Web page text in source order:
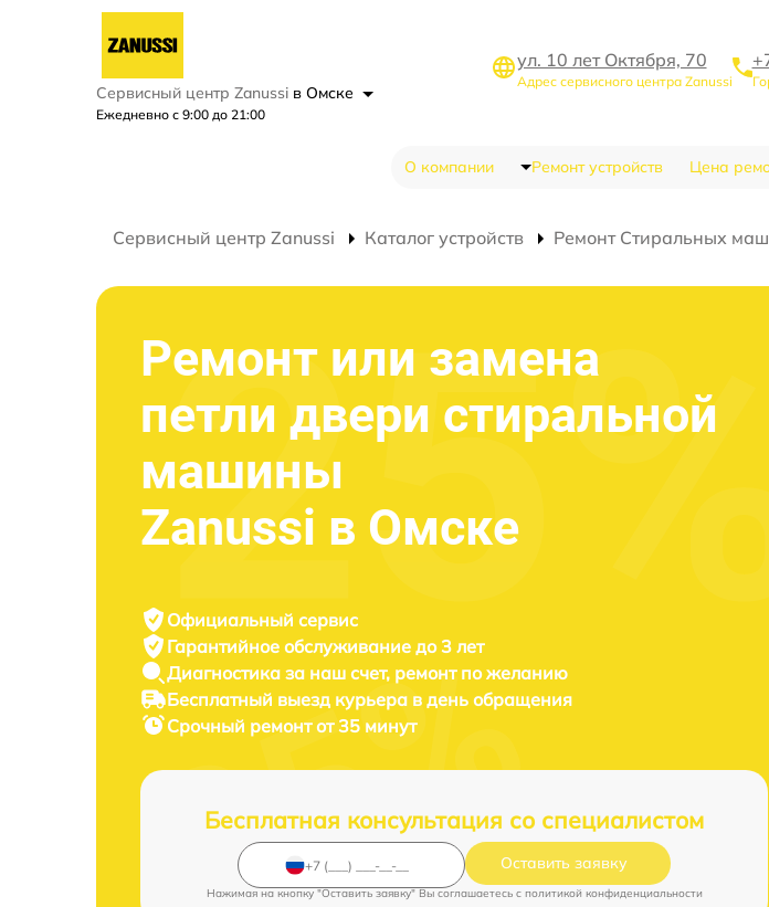
Сервисный центр Zanussi в Омске
Ежедневно с 9:00 до 21:00
ул. 10 лет Октября, 70
Адрес сервисного центра Zanussi
О компании Ремонт устройств Цена
Сервисный центр Zanussi Каталог устройств Ремонт Стиральных
Ремонт или замена
петли двери стиральной
машины
Zanussi в Омске
Официальный сервис
Гарантийное обслуживание до 3 лет
Диагностика за наш счет, ремонт по желанию
Бесплатный выезд курьера в день обращения
Срочный ремонтот 35 минут
Бесплатная консультация со специалистом
Оставить заявку
Нажимая на кнопку "Оставить заявку" Вы соглашаетесь c политикой конфиденциальности